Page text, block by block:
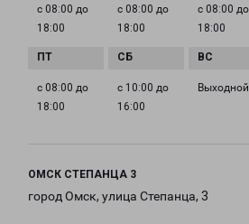
с 08:00 до
18:00
с 08:00 до
18:00
с 08:00 до
18:00
с 08:00 до
18:00
с 10:00 до
16:00
Выходной
ОМСК СТЕПАНЦА 3
город Омск, улица Степанца, 3